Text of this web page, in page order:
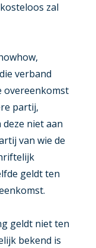
zal
verband
overeenkomst
partij,
niet aan
van wie de
geldt ten
geldt niet ten
bekend is